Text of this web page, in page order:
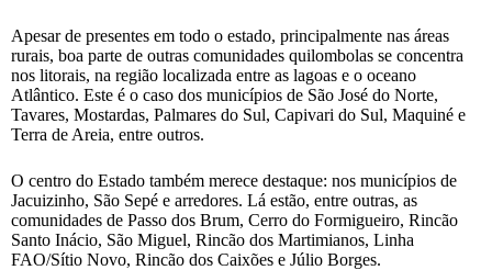
Apesar de presentes em todo o estado, principalmente nas áreas
rurais, boa parte de outras comunidades quilombolas se concentra
nos litorais, na região localizada entre as lagoas e o oceano
Atlântico. Este é o caso dos municípios de São José do Norte,
Tavares, Mostardas, Palmares do Sul, Capivari do Sul, Maquiné e
Terra de Areia, entre outros.
O centro do Estado também merece destaque: nos municípios de
Jacuizinho, São Sepé e arredores. Lá estão, entre outras, as
comunidades de Passo dos Brum, Cerro do Formigueiro, Rincão
Santo Inácio, São Miguel, Rincão dos Martimianos, Linha
FAO/Sítio Novo, Rincão dos Caixões e Júlio Borges.